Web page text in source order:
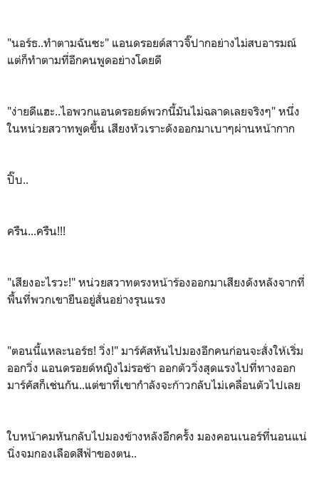
"นอร์ธ..ทำตามฉันซะ" แอนดรอยด์สาวจิ๊ปากอย่างไม่สบอารมณ์
แต่ก็ทำตามที่อีกคนพูดอย่างโดยดี
"ง่ายดีแฮะ..ไอพวกแอนดรอยด์พวกนี้มันไม่ฉลาดเลยจริงๆ" หนึ่ง
ในหน่วยสวาทพูดขึ้น เสียงหัวเราะดังออกมาเบาๆผ่านหน้ากาก
ปิ๊บ..
ครืน...ครืน!!!
"เสียงอะไรวะ!" หน่วยสวาทตรงหน้าร้องออกมาเสียงดังหลังจากที่
พื้นที่พวกเขายืนอยู่สั่นอย่างรุนแรง
"ตอนนี้แหละนอร์ธ! วิ่ง!" มาร์คัสหันไปมองอีกคนก่อนจะสั่งให้เริ่ม
ออกวิ่ง แอนดรอยด์หญิงไม่รอช้า ออกตัววิ่งสุดแรงไปที่ทางออก
มาร์คัสก็เช่นกัน..แต่ขาที่เขากำลังจะก้าวกลับไม่เคลื่อนตัวไปเลย
ใบหน้าคมหันกลับไปมองข้างหลังอีกครั้ง มองคอนเนอร์ที่นอนแน่
นิ่งจมกองเลือดสีฟ้าของตน..